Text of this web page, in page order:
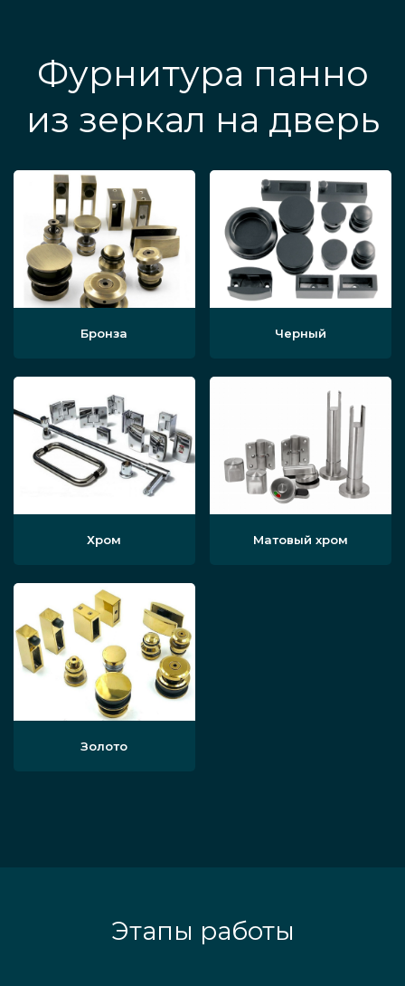
Фурнитура панно
из зеркал на дверь
Бронза Черный
Хром Матовый хром
Золото
Этапы работы